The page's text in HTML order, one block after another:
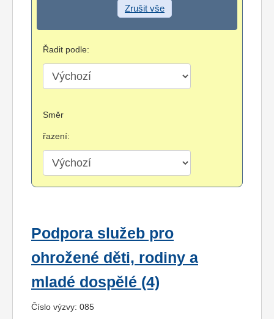
Zrušit vše
Řadit podle:
Směr
řazení:
Podpora služeb pro
ohrožené děti, rodiny a
mladé dospělé (4)
Číslo výzvy: 085